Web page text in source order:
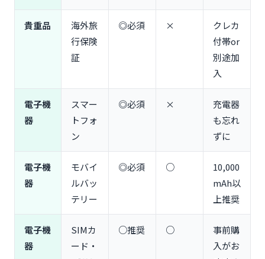
インスタント味噌汁・お茶漬け（和食が恋しくなっ
たら）
お菓子・スナック（機内・ホテルで重宝）
持込禁止食品に注意！NGリスト
【グループ人数別】旅行スタイル別おすすめ持ち物
一人旅（ソロ旅行）の持ち物ポイント
カップル旅行の持ち物ポイント
家族旅行（子連れ）の持ち物ポイント
友人グループ旅行（3人以上）の持ち物ポイント
【持込禁止・注意】台湾入国で気をつけるべきル
ール
機内持ち込み禁止品リスト
台湾持込禁止品リスト
免税範囲と申告が必要なケース
よくある質問（FAQ）
Q1. 台湾旅行に変換プラグは必要ですか？
貴重品
海外旅
行保険
証
◎必須 ×
クレカ
付帯or
別途加
入
電子機
器
スマー
トフォ
ン
◎必須 ×
充電器
も忘れ
ずに
電子機
器
モバイ
ルバッ
テリー
◎必須 ○
10,000
mAh以
上推奨
電子機
器
SIMカ
ード・
○推奨 ○
事前購
入がお